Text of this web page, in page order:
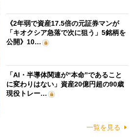
《2年弱で資産17.5倍の元証券マンが
「キオクシア急落で次に狙う」5銘柄を
公開》10…
「AI・半導体関連が“本命”であること
に変わりはない」資産20億円超の90歳
現役トレー…
一覧を見る